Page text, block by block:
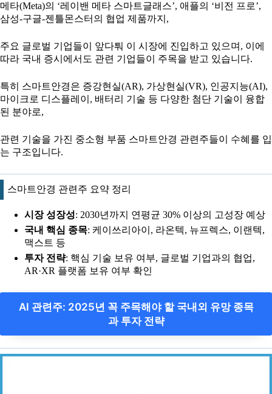
메타(Meta)의 ‘레이밴 메타 스마트글래스’, 애플의 ‘비전 프로’,
삼성-구글-젠틀몬스터의 협업 제품까지,
주요 글로벌 기업들이 앞다퉈 이 시장에 진입하고 있으며, 이에
따라 국내 증시에서도 관련 기업들이 주목을 받고 있습니다.
특히 스마트안경은 증강현실(AR), 가상현실(VR), 인공지능(AI),
마이크로 디스플레이, 배터리 기술 등 다양한 첨단 기술이 융합
된 분야로,
관련 기술을 가진 중소형 부품 스마트안경 관련주들이 수혜를 입
는 구조입니다.
스마트안경 관련주 요약 정리
시장 성장성: 2030년까지 연평균 30% 이상의 고성장 예상
국내 핵심 종목: 케이쓰리아이, 라온텍, 뉴프렉스, 이랜텍,
맥스트 등
투자 전략: 핵심 기술 보유 여부, 글로벌 기업과의 협업,
AR·XR 플랫폼 보유 여부 확인
AI 관련주: 2025년 꼭 주목해야 할 국내외 유망 종목
과 투자 전략